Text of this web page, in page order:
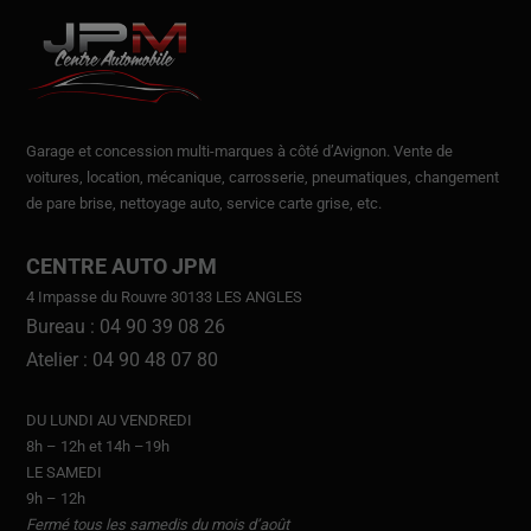
Garage et concession multi-marques à côté d’Avignon. Vente de
voitures , location, mécanique, carrosserie, pneumatiques, changement
de pare brise, nettoyage auto, service carte grise, etc.
CENTRE AUTO JPM
4 Impasse du Rouvre 30133 LES ANGLES
Bureau : 04 90 39 08 26
Atelier : 04 90 48 07 80
DU LUNDI AU VENDREDI
8h – 12h et 14h –19h
LE SAMEDI
9h – 12h
Fermé tous les samedis du mois d’août